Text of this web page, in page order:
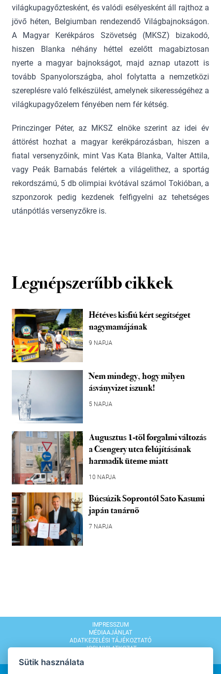
világkupagyőztesként, és valódi esélyesként áll rajthoz a
jövő héten, Belgiumban rendezendő Világbajnokságon.
A Magyar Kerékpáros Szövetség (MKSZ) bizakodó,
hiszen Blanka néhány héttel ezelőtt magabiztosan
nyerte a magyar bajnokságot, majd aznap utazott is
tovább Spanyolországba, ahol folytatta a nemzetközi
szereplésre való felkészülést, amelynek sikerességéhez a
világkupagyőzelem fényében nem fér kétség.
Princzinger Péter, az MKSZ elnöke szerint az idei év
áttörést hozhat a magyar kerékpározásban, hiszen a
fiatal versenyzőink, mint Vas Kata Blanka, Valter Attila,
vagy Peák Barnabás felértek a világelithez, a sportág
rekordszámú, 5 db olimpiai kvótával számol Tokióban, a
szponzorok pedig kezdenek felfigyelni az tehetséges
utánpótlás versenyzőkre is.
Legnépszerűbb cikkek
Hétéves kisfiú kért segítséget
nagymamájának
9 NAPJA
Nem mindegy, hogy milyen
ásványvizet iszunk!
5 NAPJA
Augusztus 1-től forgalmi változás
a Csengery utca felújításának
harmadik üteme miatt
10 NAPJA
Búcsúzik Soprontól Sato Kasumi
japán tanárnő
7 NAPJA
IMPRESSZUM
MÉDIAAJÁNLAT
ADATKEZELÉSI TÁJÉKOZTATÓ
JOGI NYILATKOZAT
Sütik használata